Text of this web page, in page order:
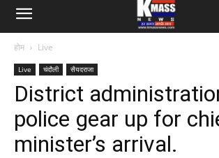
होम Live
Live चंदौली सैयदराजा
District
police gear up for
minister’s arrival.